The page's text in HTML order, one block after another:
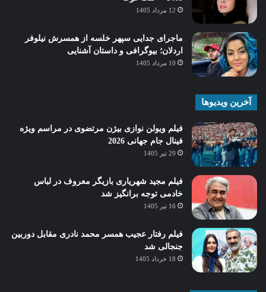
12 مرداد 1405
ماجرای جدایی سپهر خلسه از همسرش نیلوفر
اردلان؛ بیوگرافی و داستان آشنایی
10 مرداد 1405
آخرین ویدیوها
فیلم ویولن نوازی بیژن مرتضوی در مراسم ویژه
فینال جام جهانی 2026
29 تیر 1405
فیلم مجید شهریاری بازیگر معروف در لباس
خادمی توجه برانگیز شد
16 تیر 1405
فیلم رفتار عجیب همسر محمد نادری مقابل دوربین
جنجالی شد
18 خرداد 1405